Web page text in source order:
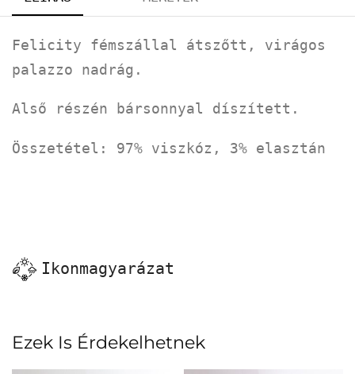
Felicity fémszállal átszőtt, virágos
palazzo nadrág.
Alső részén bársonnyal díszített.
Összetétel: 97% viszkóz, 3% elasztán
Ikonmagyarázat
Ezek Is Érdekelhetnek